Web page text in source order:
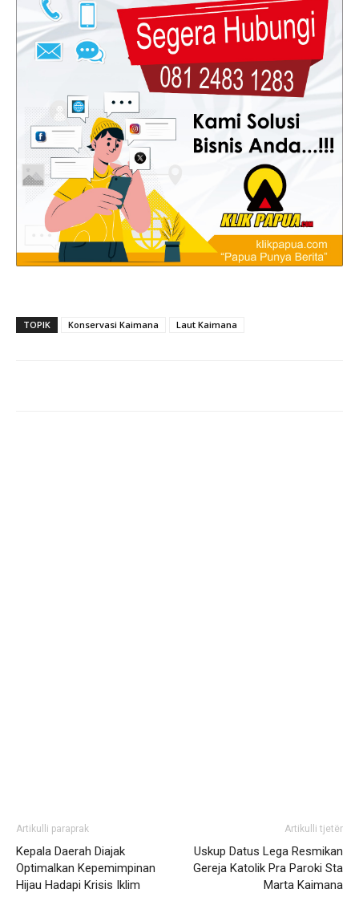
TOPIK Konservasi Kaimana Laut Kaimana
Artikulli paraprak
Kepala Daerah Diajak
Optimalkan Kepemimpinan
Hijau Hadapi Krisis Iklim
Artikulli tjetër
Uskup Datus Lega Resmikan
Gereja Katolik Pra Paroki Sta
Marta Kaimana